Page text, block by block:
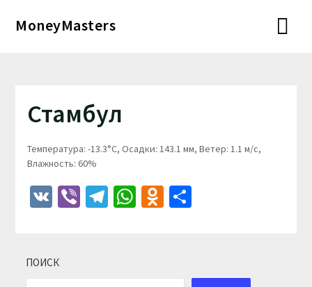
MoneyMasters
Стамбул
Температура: -13.3°C, Осадки: 143.1 мм, Ветер: 1.1 м/с,
Влажность: 60%
VKViberTelegram
WhatsApp
Odnoklassniki
Отправить
ПОИСК